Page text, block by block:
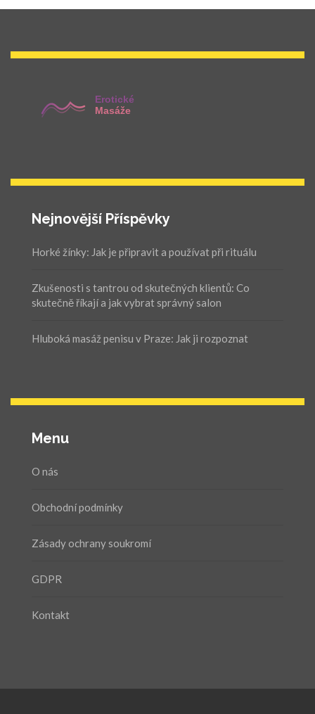
Nejnovější Příspěvky
Horké žínky: Jak je připravit a používat při rituálu
Zkušenosti s tantrou od skutečných klientů: Co
skutečně říkají a jak vybrat správný salon
Hluboká masáž penisu v Praze: Jak ji rozpoznat
Menu
O nás
Obchodní podmínky
Zásady ochrany soukromí
GDPR
Kontakt